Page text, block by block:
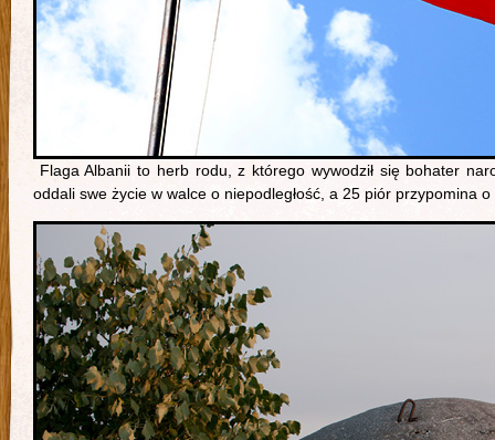
Flaga Albanii to herb rodu, z którego wywodził się bohater
oddali swe życie w walce o niepodległość, a 25 piór przypomina